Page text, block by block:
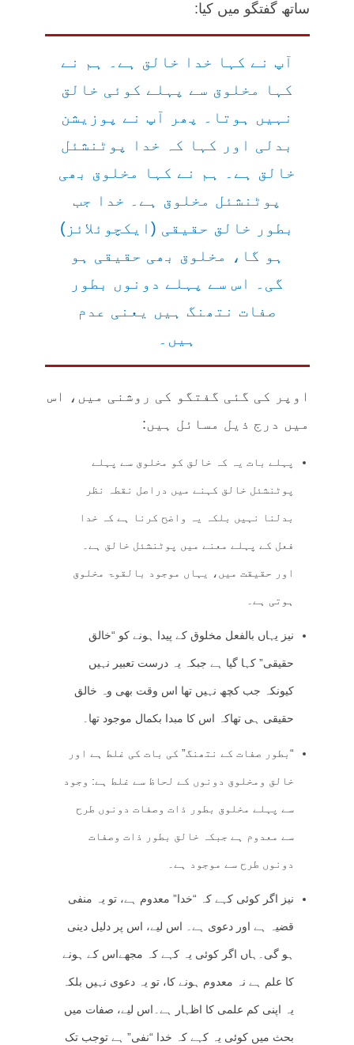
ساتھ گفتگو میں کیا:
آپ نے کہا خدا خالق ہے۔ ہم نے
کہا مخلوق سے پہلے کوئی خالق
نہیں ہوتا۔ پھر آپ نے پوزیشن
بدلی اور کہا کہ خدا پوٹنشئل
خالق ہے۔ ہم نے کہا مخلوق بھی
پوٹنشئل مخلوق ہے۔ خدا جب
بطور خالق حقیقی (ایکچوئلائز)
ہو گا، مخلوق بھی حقیقی ہو
گی۔ اس سے پہلے دونوں بطور
صفات نتھنگ ہیں یعنی عدم
ہیں۔
اوپر کی گئی گفتگو کی روشنی میں، اس
میں درج ذیل مسائل ہیں:
پہلے بات یہ کہ خالق کو مخلوق سے پہلے
پوٹنشئل خالق کہنے میں دراصل نقطہ نظر
بدلنا نہیں بلکہ یہ واضح کرنا ہے کہ خدا
فعل کے پہلے معنے میں پوٹنشئل خالق ہے۔
اور حقیقت میں، یہاں موجود بالقوۃ مخلوق
ہوتی ہے۔
نیز یہاں بالفعل مخلوق کے پیدا ہونے کو “خالق
حقیقی” کہا گیا ہے جبکہ یہ درست تعبیر نہیں
کیونکہ جب کچھ نہیں تھا اس وقت بھی وہ خالق
حقیقی ہی تھاکہ اس کا مبدا بکمال موجود تھا۔
“بطور صفات کے نتھنگ” کی بات کی غلط ہے اور
خالق ومخلوق دونوں کے لحاظ سے غلط ہے: وجود
سے پہلے مخلوق بطور ذات وصفات دونوں طرح
سے معدوم ہے جبکہ خالق بطور ذات وصفات
دونوں طرح سے موجود ہے۔
نیز اگر کوئی کہے کہ “خدا” معدوم ہے، تو یہ منفی
قضیہ ہے اور دعوی ہے۔ اس لیے، اس پر دلیل دینی
ہو گی۔ہاں اگر کوئی یہ کہے کہ مجھےاس کے ہونے
کا علم ہے نہ معدوم ہونے کا، تو یہ دعوی نہیں بلکہ
یہ اپنی کم علمی کا اظہار ہے۔اس لیے، صفات میں
بحث میں کوئی یہ کہے کہ خدا “نفی” ہے توجب تک